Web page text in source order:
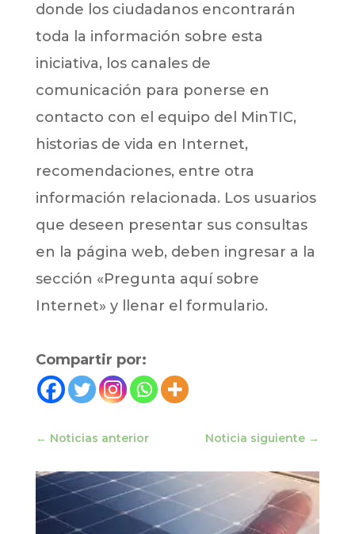
donde los ciudadanos encontrarán
toda la información sobre esta
iniciativa, los canales de
comunicación para ponerse en
contacto con el equipo del MinTIC,
historias de vida en Internet,
recomendaciones, entre otra
información relacionada. Los usuarios
que deseen presentar sus consultas
en la página web, deben ingresar a la
sección «Pregunta aquí sobre
Internet» y llenar el formulario.
Compartir por:
← Noticias anterior Noticia siguiente →